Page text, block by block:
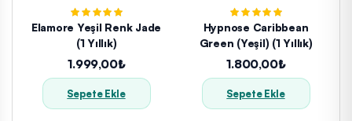
Elamore Yeşil Renk Jade
(1 Yıllık)
1.999,00₺
Sepete Ekle
Hypnose Caribbean
Green (Yeşil) (1 Yıllık)
1.800,00₺
Sepete Ekle